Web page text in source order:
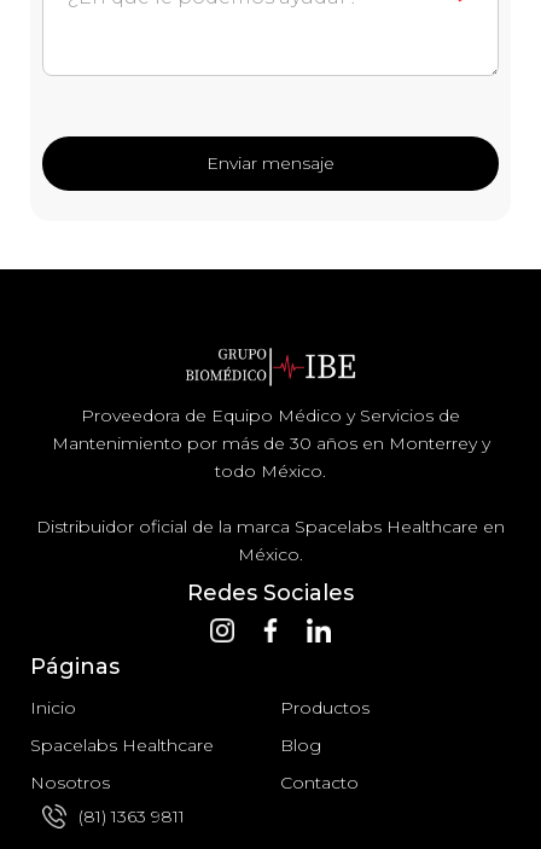
Proveedora de Equipo Médico y Servicios de
Mantenimiento por más de 30 años en Monterrey y
todo México.
Distribuidor oficial de la marca Spacelabs Healthcare en
México.
Redes Sociales
Páginas
Inicio
Productos
Spacelabs Healthcare
Blog
Nosotros
Contacto
(81) 1363 9811